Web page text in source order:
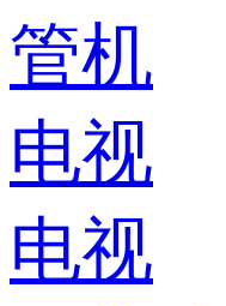
管机
电视
电视